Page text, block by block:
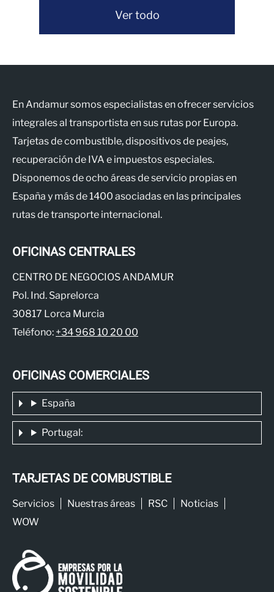
Ver todo
En Andamur somos especialistas en ofrecer servicios
integrales al transportista en sus rutas por Europa.
Tarjetas de combustible, dispositivos de peajes,
recuperación de IVA e impuestos especiales.
Disponemos de ocho áreas de servicio propias en
España y más de 1400 asociadas en las principales
rutas de transporte internacional.
OFICINAS CENTRALES
CENTRO DE NEGOCIOS ANDAMUR
Pol. Ind. Saprelorca
30817 Lorca Murcia
Teléfono: +34 968 10 20 00
OFICINAS COMERCIALES
España
Portugal:
TARJETAS DE COMBUSTIBLE
Servicios Nuestras áreas RSC
Noticias
WOW